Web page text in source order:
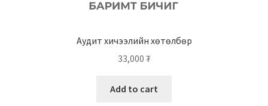
Аудит хичээлийн хөтөлбөр
33,000 ₮
Add to cart